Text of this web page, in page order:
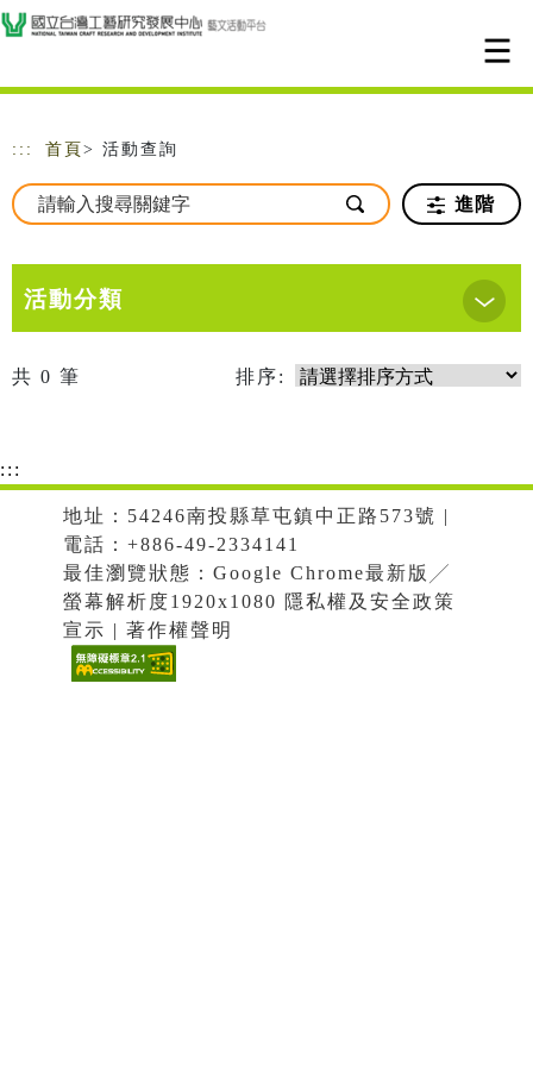
跳到主要內容
網站導覽
::: 首頁 > 活動查詢
進階
活動分類
共 0 筆 排序:
:::
地址：54246南投縣草屯鎮中正路573號 |
電話：+886-49-2334141
最佳瀏覽狀態：Google Chrome最新版╱
螢幕解析度1920x1080 隱私權及安全政策
宣示 | 著作權聲明